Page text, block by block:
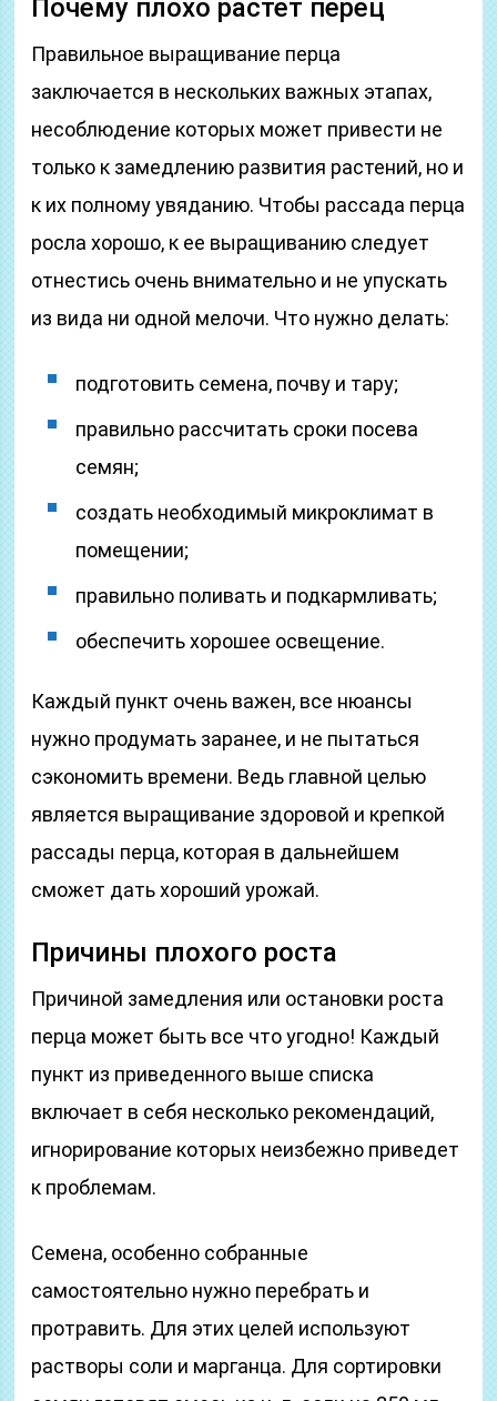
Почему плохо растет перец
Правильное выращивание перца
заключается в нескольких важных этапах,
несоблюдение которых может привести не
только к замедлению развития растений, но и
к их полному увяданию. Чтобы рассада перца
росла хорошо, к ее выращиванию следует
отнестись очень внимательно и не упускать
из вида ни одной мелочи. Что нужно делать:
подготовить семена, почву и тару;
правильно рассчитать сроки посева
семян;
создать необходимый микроклимат в
помещении;
правильно поливать и подкармливать;
обеспечить хорошее освещение.
Каждый пункт очень важен, все нюансы
нужно продумать заранее, и не пытаться
сэкономить времени. Ведь главной целью
является выращивание здоровой и крепкой
рассады перца, которая в дальнейшем
сможет дать хороший урожай.
Причины плохого роста
Причиной замедления или остановки роста
перца может быть все что угодно! Каждый
пункт из приведенного выше списка
включает в себя несколько рекомендаций,
игнорирование которых неизбежно приведет
к проблемам.
Семена, особенно собранные
самостоятельно нужно перебрать и
протравить. Для этих целей используют
растворы соли и марганца. Для сортировки